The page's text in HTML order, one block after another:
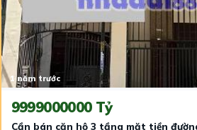
1 năm trước
9999000000 Tỷ
Cần bán căn hộ 3 tầng mặt tiền